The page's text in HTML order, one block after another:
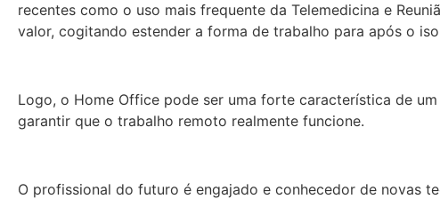
recentes como o uso mais frequente da Telemedicina e
valor, cogitando estender a forma de trabalho para após o
Logo, o Home Office pode ser uma forte característica de
garantir que o trabalho remoto realmente funcione.
O profissional do futuro é engajado e conhecedor de novas